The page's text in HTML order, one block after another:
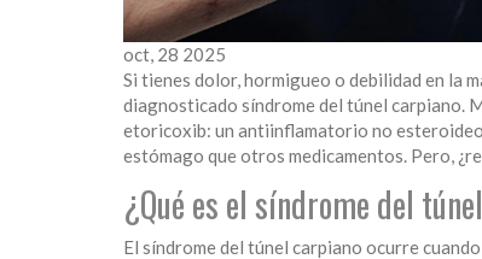
oct, 28 2025
Si tienes dolor, hormigueo o debilidad en la
diagnosticado síndrome del túnel carpiano.
etoricoxib: un antiinflamatorio no
estómago que otros medicamentos. Pero,
¿Qué es el síndrome del
El síndrome del túnel carpiano ocurre